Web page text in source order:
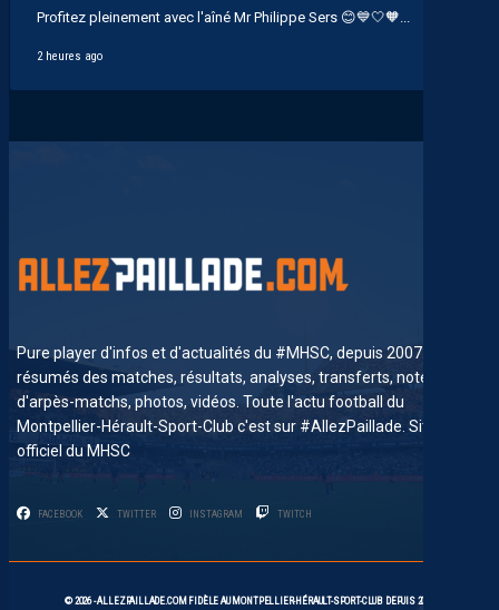
Profitez pleinement avec l'aîné Mr Philippe Sers 😊💙🤍🧡...
2 heures ago
Pure player d'infos et d'actualités du #MHSC, depuis 2007. News,
résumés des matches, résultats, analyses, transferts, notes
d'arpès-matchs, photos, vidéos. Toute l'actu football du
Montpellier-Hérault-Sport-Club c'est sur #AllezPaillade. Site non-
officiel du MHSC
FACEBOOK TWITTER INSTAGRAM TWITCH
© 2026 -ALLEZPAILLADE.COM FIDÈLE AUMONTPELLIER-HÉRAULT-SPORT-CLUB DEPUIS 2007